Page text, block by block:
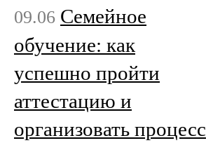
09.06 Семейное
обучение: как
успешно пройти
аттестацию и
организовать процесс